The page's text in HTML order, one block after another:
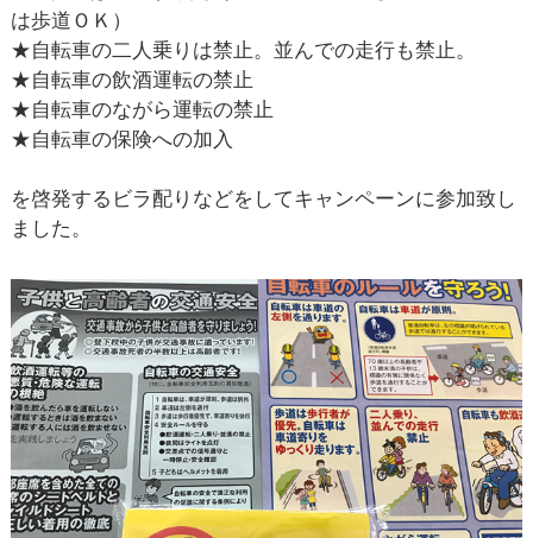
は歩道ＯＫ）
★自転車の二人乗りは禁止。並んでの走行も禁止。
★自転車の飲酒運転の禁止
★自転車のながら運転の禁止
★自転車の保険への加入
を啓発するビラ配りなどをしてキャンペーンに参加致し
ました。